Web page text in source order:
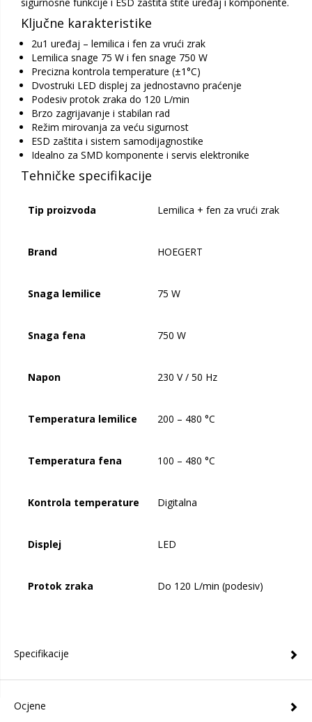
Ključne karakteristike
2u1 uređaj – lemilica i fen za vrući zrak
Lemilica snage 75 W i fen snage 750 W
Precizna kontrola temperature (±1°C)
Dvostruki LED displej za jednostavno praćenje
Podesiv protok zraka do 120 L/min
Brzo zagrijavanje i stabilan rad
Režim mirovanja za veću sigurnost
ESD zaštita i sistem samodijagnostike
Idealno za SMD komponente i servis elektronike
Tehničke specifikacije
Tip proizvoda Lemilica + fen za vrući zrak
Brand HOEGERT
Snaga lemilice 75 W
Snaga fena 750 W
Napon 230 V / 50 Hz
Temperatura lemilice 200 – 480 °C
Temperatura fena 100 – 480 °C
Kontrola temperature Digitalna
Displej LED
Protok zraka Do 120 L/min (podesiv)
Specifikacije
Ocjene